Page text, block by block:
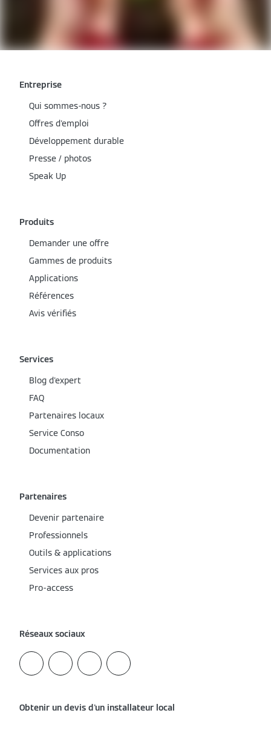
Entreprise
Qui sommes-nous ?
Offres d'emploi
Développement durable
Presse / photos
Speak Up
Produits
Demander une offre
Gammes de produits
Applications
Références
Avis vérifiés
Services
Blog d'expert
FAQ
Partenaires locaux
Service Conso
Documentation
Partenaires
Devenir partenaire
Professionnels
Outils & applications
Services aux pros
Pro-access
Réseaux sociaux
Obtenir un devis d'un installateur local